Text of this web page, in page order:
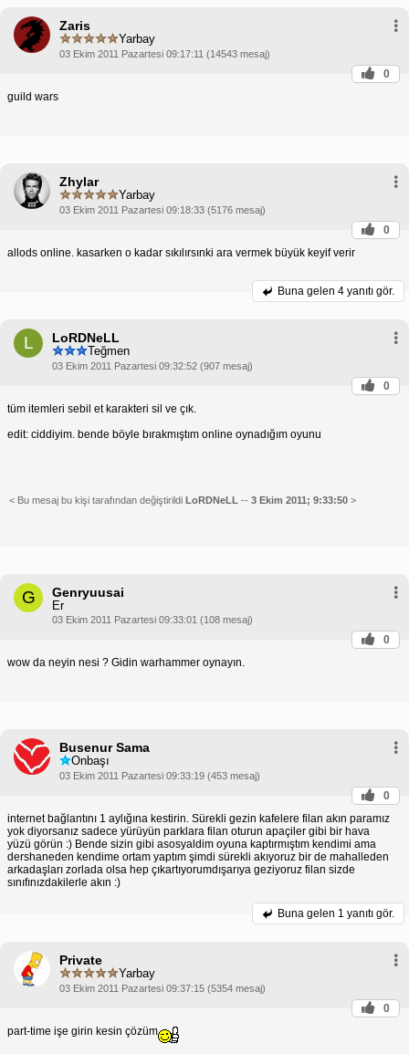
Zaris
Yarbay
03 Ekim 2011 Pazartesi 09:17:11 (14543 mesaj)
0
guild wars
Zhylar
Yarbay
03 Ekim 2011 Pazartesi 09:18:33 (5176 mesaj)
0
allods online. kasarken o kadar sıkılırsınki ara vermek büyük keyif verir
Buna gelen 4 yanıtı gör.
L LoRDNeLL
Teğmen
03 Ekim 2011 Pazartesi 09:32:52 (907 mesaj)
0
tüm itemleri sebil et karakteri sil ve çık.
edit: ciddiyim. bende böyle bırakmıştım online oynadığım oyunu
< Bu mesaj bu kişi tarafından değiştirildi LoRDNeLL -- 3 Ekim 2011; 9:33:50 >
G Genryuusai
Er
03 Ekim 2011 Pazartesi 09:33:01 (108 mesaj)
0
wow da neyin nesi ? Gidin warhammer oynayın.
Busenur Sama
Onbaşı
03 Ekim 2011 Pazartesi 09:33:19 (453 mesaj)
0
internet bağlantını 1 aylığına kestirin. Sürekli gezin kafelere filan akın paramız
yok diyorsanız sadece yürüyün parklara filan oturun apaçiler gibi bir hava
yüzü görün :) Bende sizin gibi asosyaldim oyuna kaptırmıştım kendimi ama
dershaneden kendime ortam yaptım şimdi sürekli akıyoruz bir de mahalleden
arkadaşları zorlada olsa hep çıkartıyorumdışarıya geziyoruz filan sizde
sınıfınızdakilerle akın :)
Buna gelen 1 yanıtı gör.
Private
Yarbay
03 Ekim 2011 Pazartesi 09:37:15 (5354 mesaj)
0
part-time işe girin kesin çözüm